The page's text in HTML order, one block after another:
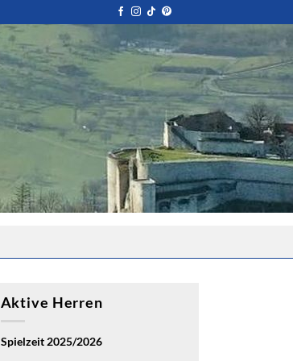
Aktive Herren
Spielzeit 2025/2026